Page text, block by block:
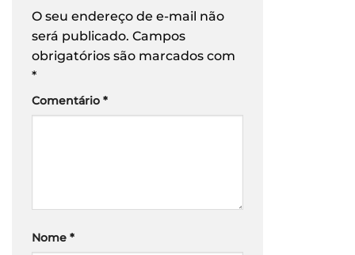
O seu endereço de e-mail não
será publicado. Campos
obrigatórios são marcados com
*
Comentário *
Nome *